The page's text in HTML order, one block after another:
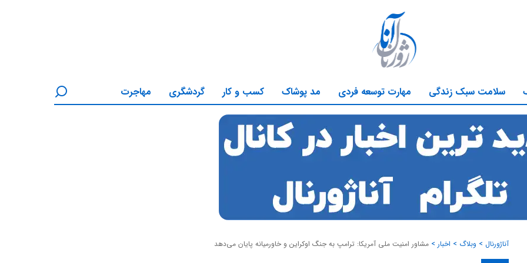
سلامت سبک زندگی مهارت توسعه فردی مد پوشاک کسب و کار گردشگری مهاجرت
آناژورنال > وبلاگ > اخبار > مشاور امنیت ملی آمریکا: ترامپ به جنگ اوکراین و خاورمیانه پایان می‌دهد